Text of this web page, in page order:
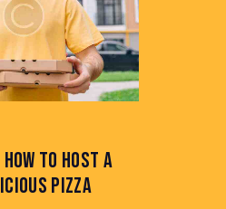
TO HOST A
PIZZA